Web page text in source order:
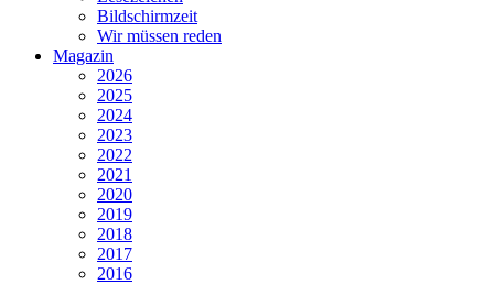
Bildschirmzeit
Wir müssen reden
Magazin
2026
2025
2024
2023
2022
2021
2020
2019
2018
2017
2016